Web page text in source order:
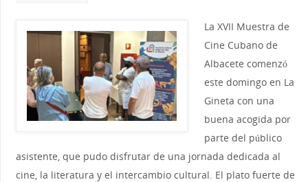
La XVII Muestra de
Cine Cubano de
Albacete comenzó
este domingo en La
Gineta con una
buena acogida por
parte del público
asistente, que pudo disfrutar de una jornada dedicada al
cine, la literatura y el intercambio cultural. El plato fuerte de